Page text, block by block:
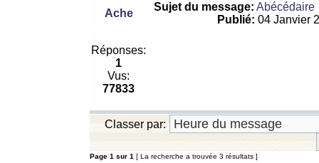
Ache
Sujet du message: Abécédaire
Publié: 04 Janvier
Réponses:
1
Vus:
77833
Classer par:
Page 1 sur 1 [ La recherche a trouvée 3 résultats ]